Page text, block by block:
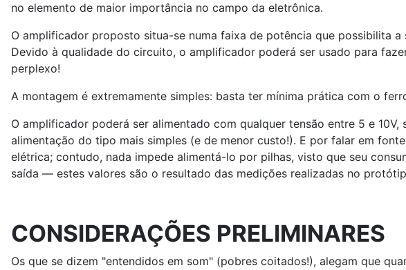
no elemento de maior importância no campo da eletrônica.
O amplificador proposto situa-se numa faixa de potência que possibilita
Devido à qualidade do circuito, o amplificador poderá ser usado para
perplexo!
A montagem é extremamente simples: basta ter mínima prática com o
O amplificador poderá ser alimentado com qualquer tensão entre 5 e
alimentação do tipo mais simples (e de menor custo!). E por falar em
elétrica; contudo, nada impede alimentá-lo por pilhas, visto que seu
saída — estes valores são o resultado das medições realizadas no
CONSIDERAÇÕES PRELIMINARES
Os que se dizem "entendidos em som" (pobres coitados!), alegam que